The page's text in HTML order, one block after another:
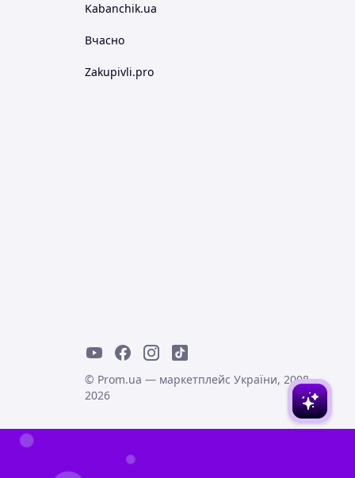
Kabanchik.ua
Вчасно
Zakupivli.pro
© Prom.ua — маркетплейс України, 2008-
2026